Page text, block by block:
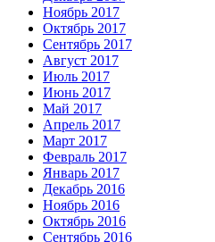
Ноябрь 2017
Октябрь 2017
Сентябрь 2017
Август 2017
Июль 2017
Июнь 2017
Май 2017
Апрель 2017
Март 2017
Февраль 2017
Январь 2017
Декабрь 2016
Ноябрь 2016
Октябрь 2016
Сентябрь 2016